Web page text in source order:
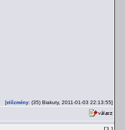
[előzmény: (35) Biakuty, 2011-01-03 22:13:55]